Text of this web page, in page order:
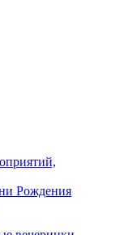
Рождения